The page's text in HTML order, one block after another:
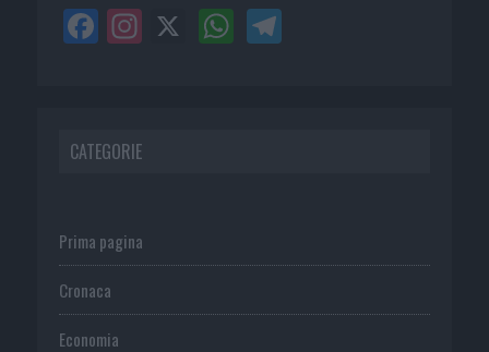
CATEGORIE
Prima pagina
Cronaca
Economia